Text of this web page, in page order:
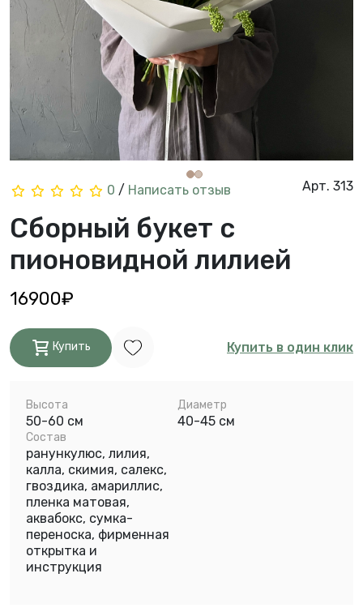
0 / Написать отзыв Арт. 313
Сборный букет с
пионовидной лилией
16900₽
Купить Купить в один клик
Высота
50-60 см
Диаметр
40-45 см
Состав
ранункулюс, лилия,
калла, скимия, салекс,
гвоздика, амариллис,
пленка матовая,
аквабокс, сумка-
переноска, фирменная
открытка и
инструкция